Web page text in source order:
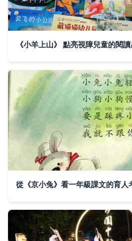
《小羊上山》 點亮視障兒童的閱
從《京小兔》看一年級課文的育人